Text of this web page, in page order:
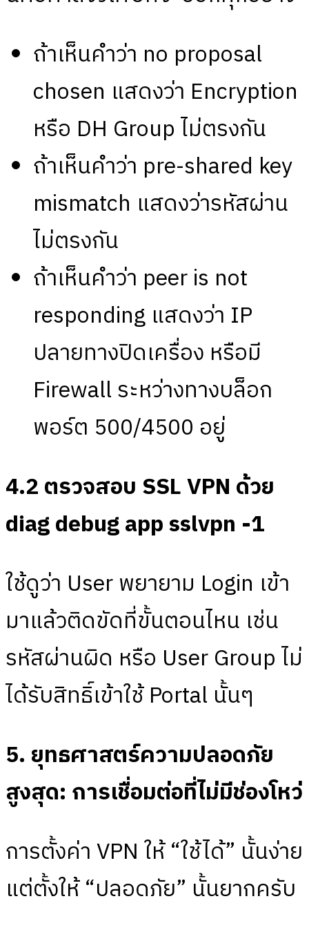
ถ้าเห็นคำว่า no proposal
chosen แสดงว่า Encryption
หรือ DH Group ไม่ตรงกัน
ถ้าเห็นคำว่า pre-shared key
mismatch แสดงว่ารหัสผ่าน
ไม่ตรงกัน
ถ้าเห็นคำว่า peer is not
responding แสดงว่า IP
ปลายทางปิดเครื่อง หรือมี
Firewall ระหว่างทางบล็อก
พอร์ต 500/4500 อยู่
4.2 ตรวจสอบ SSL VPN ด้วย
diag debug app sslvpn -1
ใช้ดูว่า User พยายาม Login เข้า
มาแล้วติดขัดที่ขั้นตอนไหน เช่น
รหัสผ่านผิด หรือ User Group ไม่
ได้รับสิทธิ์เข้าใช้ Portal นั้นๆ
5. ยุทธศาสตร์ความปลอดภัย
สูงสุด: การเชื่อมต่อที่ไม่มีช่องโหว่
การตั้งค่า VPN ให้ “ใช้ได้” นั้นง่าย
แต่ตั้งให้ “ปลอดภัย” นั้นยากครับ